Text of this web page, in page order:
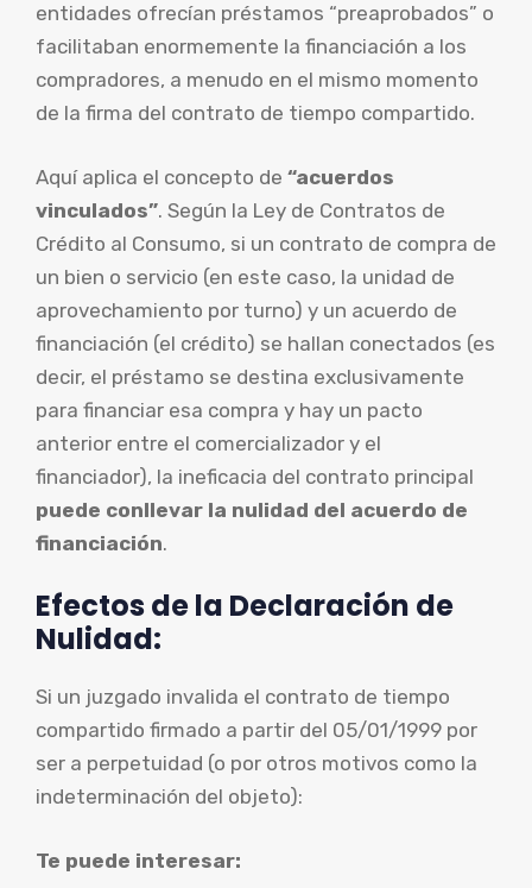
entidades ofrecían préstamos “preaprobados” o
facilitaban enormemente la financiación a los
compradores, a menudo en el mismo momento
de la firma del contrato de tiempo compartido.
Aquí aplica el concepto de “acuerdos
vinculados”. Según la Ley de Contratos de
Crédito al Consumo, si un contrato de compra de
un bien o servicio (en este caso, la unidad de
aprovechamiento por turno) y un acuerdo de
financiación (el crédito) se hallan conectados (es
decir, el préstamo se destina exclusivamente
para financiar esa compra y hay un pacto
anterior entre el comercializador y el
financiador), la ineficacia del contrato principal
puede conllevar la nulidad del acuerdo de
financiación.
Efectos de la Declaración de
Nulidad:
Si un juzgado invalida el contrato de tiempo
compartido firmado a partir del 05/01/1999 por
ser a perpetuidad (o por otros motivos como la
indeterminación del objeto):
Te puede interesar: